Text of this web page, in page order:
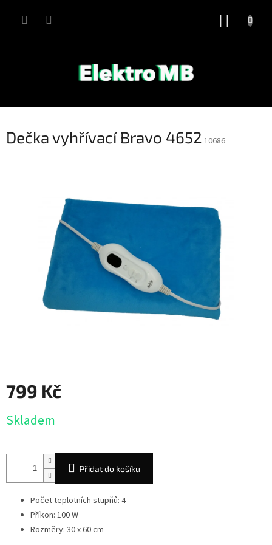
Dečka vyhřívací Bravo 4652 10686
799 Kč
cena:
Skladem
Přidat do košíku
Počet teplotních stupňů: 4
Příkon: 100 W
Rozměry: 30 x 60 cm